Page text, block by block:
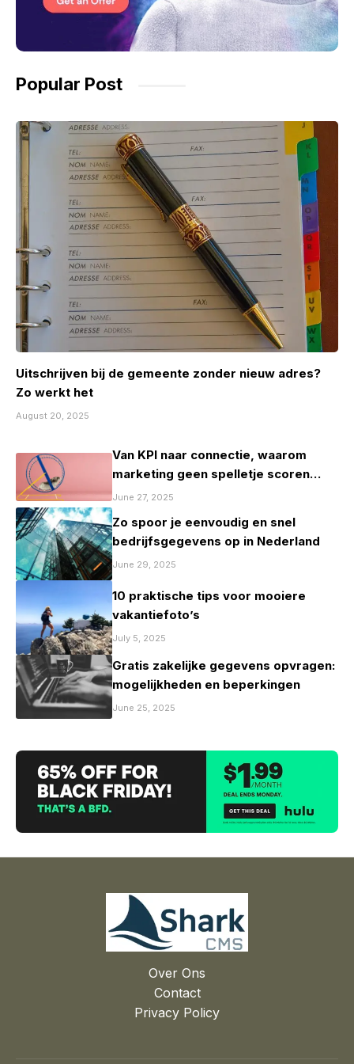
Popular Post
Uitschrijven bij de gemeente zonder nieuw adres?
Zo werkt het
August 20, 2025
Van KPI naar connectie, waarom
marketing geen spelletje scoren
mag zijn
June 27, 2025
Zo spoor je eenvoudig en snel
bedrijfsgegevens op in Nederland
June 29, 2025
10 praktische tips voor mooiere
vakantiefoto’s
July 5, 2025
Gratis zakelijke gegevens opvragen:
mogelijkheden en beperkingen
June 25, 2025
Over Ons
Contact
Privacy Policy